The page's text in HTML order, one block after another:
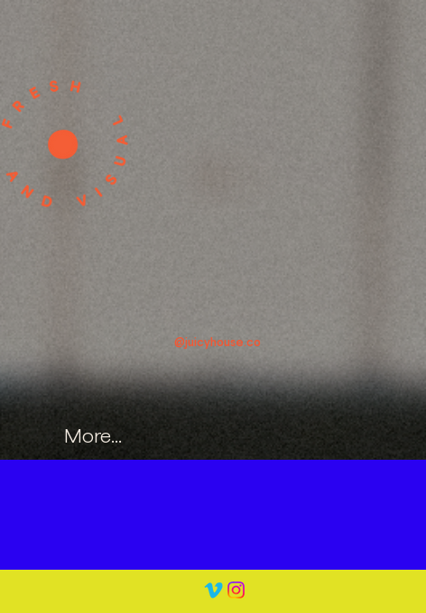
@juicyhouse.co
More...